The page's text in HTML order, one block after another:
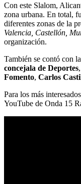
Con este Slalom,
zona urbana. En total,
diferentes zonas de la
Valencia, Castellón,
organización.
También se contó con
concejala de Deportes,
Fomento, Carlos
Para los más
YouTube de Onda 15